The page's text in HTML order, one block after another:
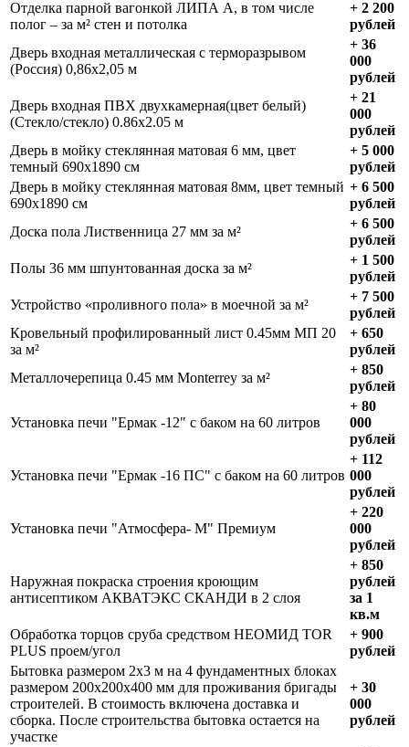
Отделка парной вагонкой ЛИПА А, в том числе
полог – за м² стен и потолка
+ 2 200
рублей
Дверь входная металлическая с терморазрывом
(Россия) 0,86х2,05 м
+ 36
000
рублей
Дверь входная ПВХ двухкамерная(цвет белый)
(Стекло/стекло) 0.86х2.05 м
+ 21
000
рублей
Дверь в мойку стеклянная матовая 6 мм, цвет
темный 690х1890 см
+ 5 000
рублей
Дверь в мойку стеклянная матовая 8мм, цвет темный
690х1890 см
+ 6 500
рублей
Доска пола Лиственница 27 мм за м²
+ 6 500
рублей
Полы 36 мм шпунтованная доска за м²
+ 1 500
рублей
Устройство «проливного пола» в моечной за м²
+ 7 500
рублей
Кровельный профилированный лист 0.45мм МП 20
за м²
+ 650
рублей
Металлочерепица 0.45 мм Monterrey за м²
+ 850
рублей
Установка печи "Ермак -12" с баком на 60 литров
+ 80
000
рублей
Установка печи "Ермак -16 ПС" с баком на 60 литров
+ 112
000
рублей
Установка печи "Атмосфера- М" Премиум
+ 220
000
рублей
Наружная покраска строения кроющим
антисептиком АКВАТЭКС СКАНДИ в 2 слоя
+ 850
рублей
за 1
кв.м
Обработка торцов сруба средством НЕОМИД TOR
PLUS проем/угол
+ 900
рублей
Бытовка размером 2х3 м на 4 фундаментных блоках
размером 200х200х400 мм для проживания бригады
строителей. В стоимость включена доставка и
сборка. После строительства бытовка остается на
участке
+ 30
000
рублей